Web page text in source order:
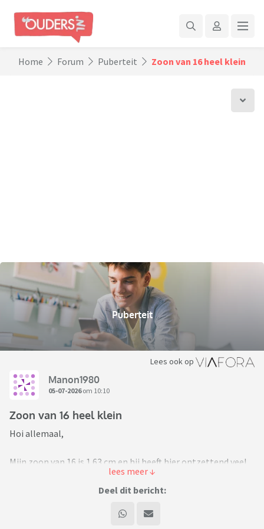
Home Forum Puberteit Zoon van 16 heel klein
Puberteit
Lees ook op
Manon1980
05-07-2026om 10:10
Zoon van 16 heel klein
Hoi allemaal,
Mijn zoon van 16 is 1.63 cm en hij heeft hier ontzettend veel
moeite mee. Hij is altijd al klein geweest voor zijn leeftijd.
Alles is onderzocht en hij is gewoon kerngezond, gelukkig
Hij is niet laat of vroeg in de puberteit gekomen, dus het is in
Deel dit bericht: